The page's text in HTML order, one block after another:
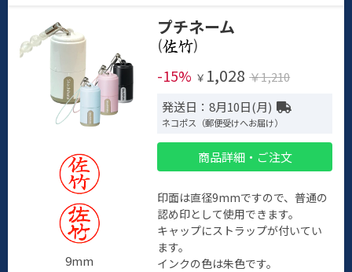
9mm
プチネーム
(
)
-15% ￥ 1,028 ￥1,210
発送日：8月10日(月)
ネコポス（郵便受けへお届け）
商品詳細・ご注文
印面は直径9mmですので、普通の
認め印として使用できます。
キャップにストラップが付いてい
ます。
インクの色は朱色です。